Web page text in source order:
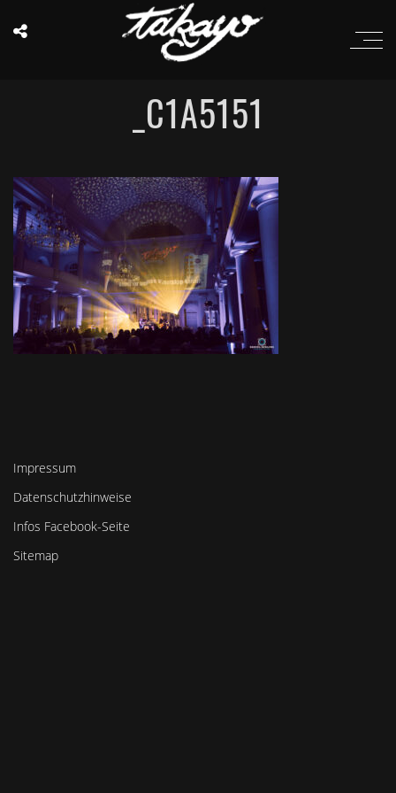
_C1A5151
Impressum
Datenschutzhinweise
Infos Facebook-Seite
Sitemap